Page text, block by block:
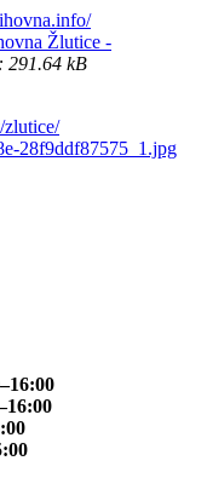
Žlutice -
291.64 kB
28f9ddf87575_1.jpg